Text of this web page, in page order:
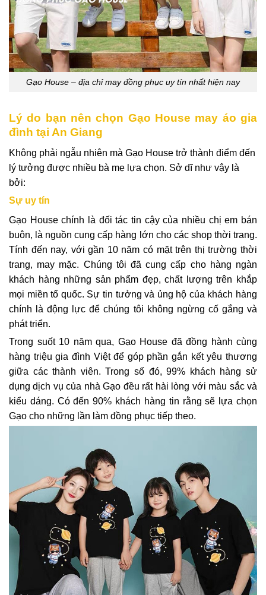
Gạo House – địa chỉ may đồng phục uy tín nhất hiện nay
Lý do bạn nên chọn Gạo House may áo gia
đình tại An Giang
Không phải ngẫu nhiên mà Gạo House trở thành điểm đến
lý tưởng được nhiều bà mẹ lựa chọn. Sở dĩ như vậy là
bởi:
Sự uy tín
Gạo House chính là đối tác tin cậy của nhiều chị em bán
buôn, là nguồn cung cấp hàng lớn cho các shop thời trang.
Tính đến nay, với gần 10 năm có mặt trên thị trường thời
trang, may mặc. Chúng tôi đã cung cấp cho hàng ngàn
khách hàng những sản phẩm đẹp, chất lượng trên khắp
mọi miền tổ quốc. Sự tin tưởng và ủng hộ của khách hàng
chính là động lực để chúng tôi không ngừng cố gắng và
phát triển.
Trong suốt 10 năm qua, Gạo House đã đồng hành cùng
hàng triệu gia đình Việt để góp phần gắn kết yêu thương
giữa các thành viên. Trong số đó, 99% khách hàng sử
dụng dịch vụ của nhà Gạo đều rất hài lòng với màu sắc và
kiểu dáng. Có đến 90% khách hàng tin rằng sẽ lựa chọn
Gạo cho những lần làm đồng phục tiếp theo.